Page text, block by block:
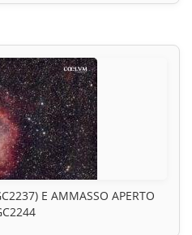
E AMMASSO APERTO